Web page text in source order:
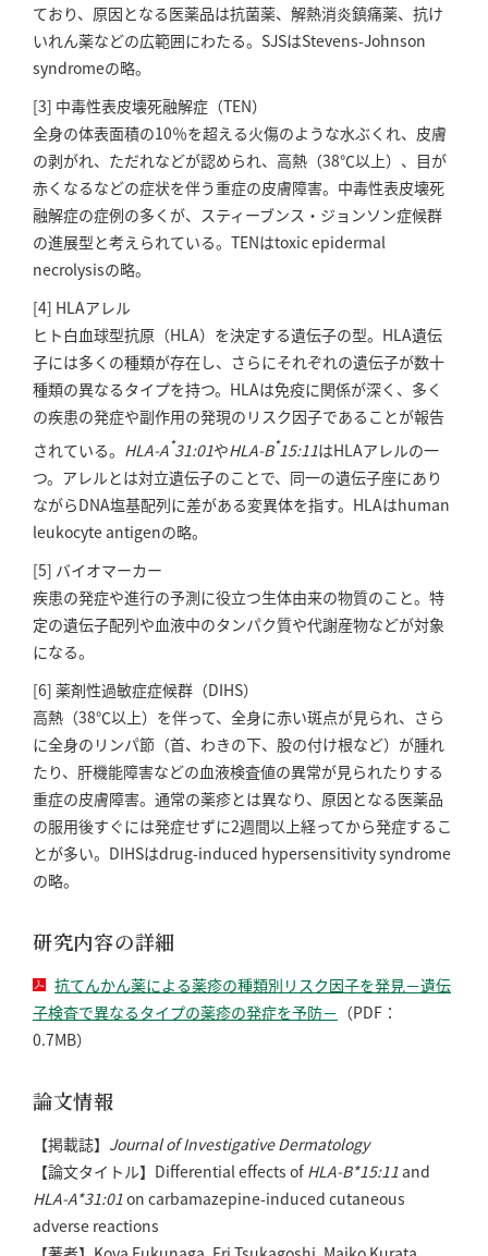
ており、原因となる医薬品は抗菌薬、解熱消炎鎮痛薬、抗け
いれん薬などの広範囲にわたる。SJSはStevens-Johnson
syndromeの略。
[3] 中毒性表皮壊死融解症（TEN）
全身の体表面積の10％を超える火傷のような水ぶくれ、皮膚
の剥がれ、ただれなどが認められ、高熱（38℃以上）、目が
赤くなるなどの症状を伴う重症の皮膚障害。中毒性表皮壊死
融解症の症例の多くが、スティーブンス・ジョンソン症候群
の進展型と考えられている。TENはtoxic epidermal
necrolysisの略。
[4] HLAアレル
ヒト白血球型抗原（HLA）を決定する遺伝子の型。HLA遺伝
子には多くの種類が存在し、さらにそれぞれの遺伝子が数十
種類の異なるタイプを持つ。HLAは免疫に関係が深く、多く
の疾患の発症や副作用の発現のリスク因子であることが報告
されている。 HLA-A*31:01やHLA-B*15:11はHLAアレルの一
つ。アレルとは対立遺伝子のことで、同一の遺伝子座にあり
ながらDNA塩基配列に差がある変異体を指す。HLAはhuman
leukocyte antigenの略。
[5] バイオマーカー
疾患の発症や進行の予測に役立つ生体由来の物質のこと。特
定の遺伝子配列や血液中のタンパク質や代謝産物などが対象
になる。
[6] 薬剤性過敏症症候群（DIHS）
高熱（38℃以上）を伴って、全身に赤い斑点が見られ、さら
に全身のリンパ節（首、わきの下、股の付け根など）が腫れ
たり、肝機能障害などの血液検査値の異常が見られたりする
重症の皮膚障害。通常の薬疹とは異なり、原因となる医薬品
の服用後すぐには発症せずに2週間以上経ってから発症するこ
とが多い。DIHSはdrug-induced hypersensitivity syndrome
の略。
研究内容の詳細
抗てんかん薬による薬疹の種類別リスク因子を発見－遺伝
子検査で異なるタイプの薬疹の発症を予防－ （PDF：
0.7MB）
論文情報
【掲載誌】 Journal of Investigative Dermatology
【論文タイトル】Differential effects of HLA-B*15:11 and
HLA-A*31:01on carbamazepine-induced cutaneous
adverse reactions